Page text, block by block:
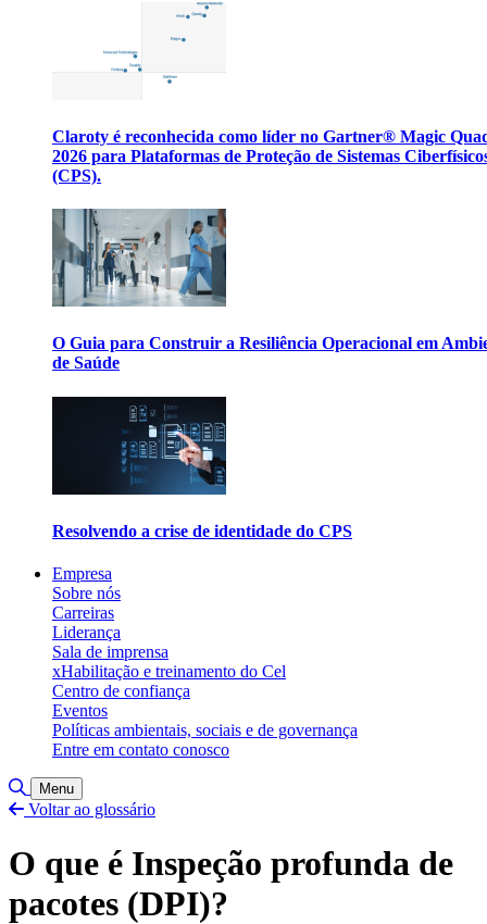
Claroty é reconhecida como líder no Gartner® Magic
2026 para Plataformas de Proteção de Sistemas
(CPS).
O Guia para Construir a Resiliência Operacional em
de Saúde
Resolvendo a crise de identidade do CPS
Empresa
Sobre nós
Carreiras
Liderança
Sala de imprensa
xHabilitação e treinamento do Cel
Centro de confiança
Eventos
Políticas ambientais, sociais e de governança
Entre em contato conosco
Alternar pesquisa
Menu
Voltar ao glossário
O que é Inspeção profunda de
pacotes (DPI)?